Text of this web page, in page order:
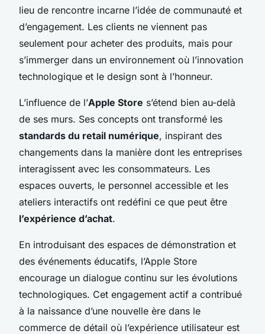
lieu de rencontre incarne l’idée de communauté et
d’engagement. Les clients ne viennent pas
seulement pour acheter des produits, mais pour
s’immerger dans un environnement où l’innovation
technologique et le design sont à l’honneur.
L’influence de l’Apple Store s’étend bien au-delà
de ses murs. Ses concepts ont transformé les
standards du retail numérique, inspirant des
changements dans la manière dont les entreprises
interagissent avec les consommateurs. Les
espaces ouverts, le personnel accessible et les
ateliers interactifs ont redéfini ce que peut être
l’expérience d’achat.
En introduisant des espaces de démonstration et
des événements éducatifs, l’Apple Store
encourage un dialogue continu sur les évolutions
technologiques. Cet engagement actif a contribué
à la naissance d’une nouvelle ère dans le
commerce de détail où l’expérience utilisateur est